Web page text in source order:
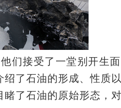
们接受了一堂别开生
了石油的形成、性质
了石油的原始形态，